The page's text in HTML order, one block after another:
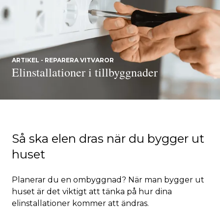
Så ska elen dras när du bygger ut
huset
Planerar du en ombyggnad? När man bygger ut
huset är det viktigt att tänka på hur dina
elinstallationer kommer att ändras.
ARTIKEL - REPARERA VITVAROR
Elinstallationer i tillbyggnader